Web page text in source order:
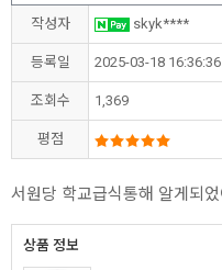
작성자 skyk****
등록일 2025-03-18 16:36:36
조회수 1,369
평점
서원당 학교급식통해 알게되
상품 정보